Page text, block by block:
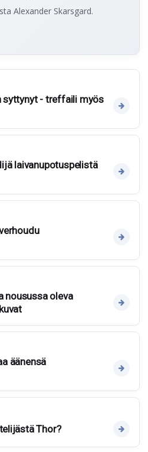
Alexander Skarsgard.
syttynyt - treffaili myös
laivanupotuspelistä
nousussa oleva
äänensä
Thor?